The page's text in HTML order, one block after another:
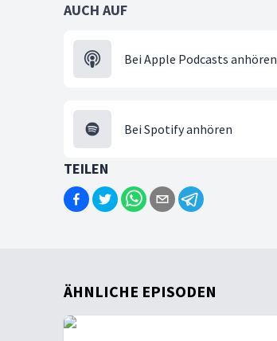
AUCH AUF
Bei Apple Podcasts anhören
Bei Spotify anhören
TEILEN
ÄHNLICHE EPISODEN